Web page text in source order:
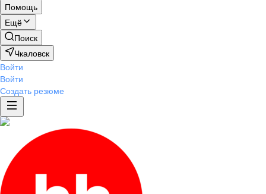
Помощь
Ещё
Поиск
Чкаловск
Войти
Войти
Создать резюме